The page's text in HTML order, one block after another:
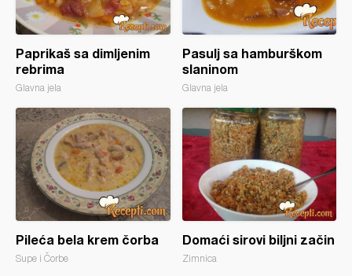
Paprikaš sa dimljenim
rebrima
Glavna jela
Pasulj sa hamburškom
slaninom
Glavna jela
Pileća bela krem čorba
Supe i Čorbe
Domaći sirovi biljni začin
Zimnica